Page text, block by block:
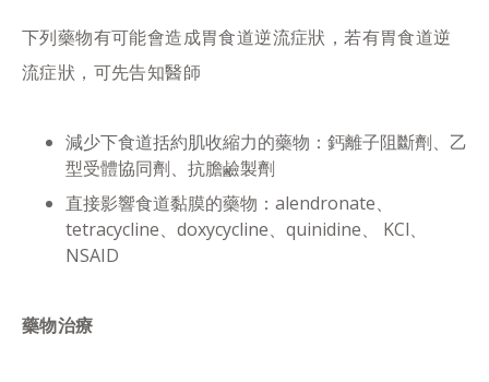
下列藥物有可能會造成胃食道逆流症狀，若有胃食道逆
流症狀，可先告知醫師
減少下食道括約肌收縮力的藥物：鈣離子阻斷劑、乙
型受體協同劑、抗膽鹼製劑
直接影響食道黏膜的藥物：alendronate、
tetracycline、doxycycline、quinidine、 KCl、
NSAID
藥物治療